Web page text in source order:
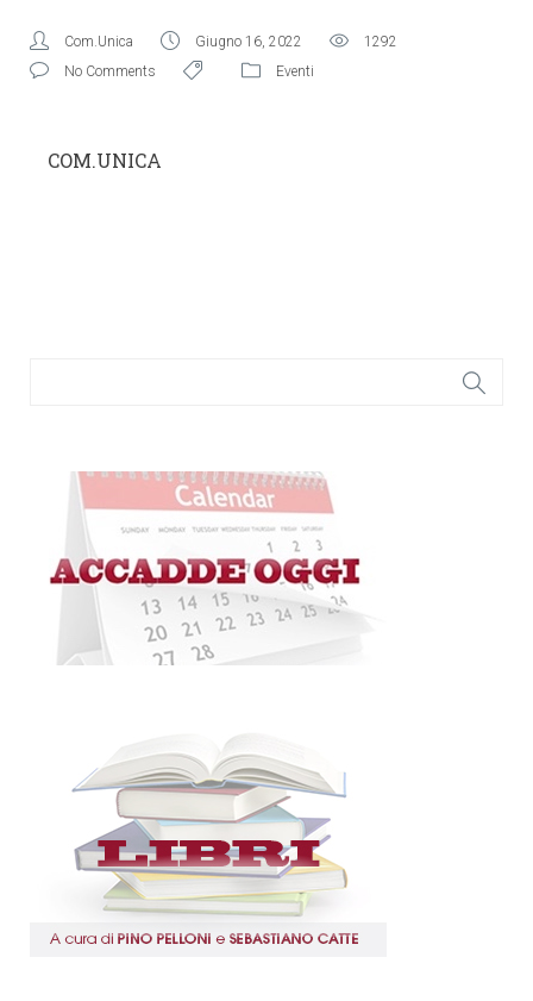
Com.Unica Giugno 16, 2022
1292
No Comments
Eventi
COM.UNICA